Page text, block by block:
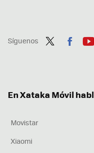
Síguenos
En Xataka Móvil
Movistar
Xiaomi